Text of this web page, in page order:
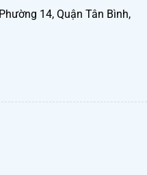
14, Quận Tân Bình,